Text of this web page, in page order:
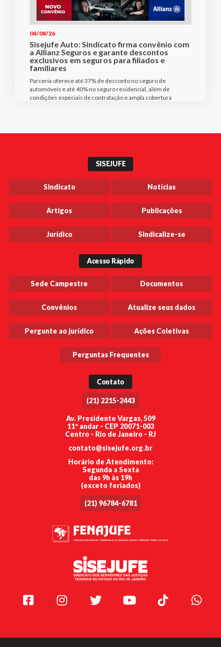
04/08/26
Sisejufe Auto: Sindicato firma convênio com
a Allianz Seguros e garante descontos
exclusivos em seguros para filiados e
familiares
Parceria oferece até 37% de desconto no seguro de
automóveis e até 40% no seguro residencial, além de
condições especiais de contratação e ampla cobertura
SISEJUFE
Sindicato Notícias
Artigos Publicações
Jurídico Sindicalize-se
Acesso Rápido
Sede Campestre Documentos
Convênios Atualize seus dados
Pergunte ao jurídico Ações Coletivas
Perguntas Frequentes
Contato
(21) 2215-2443
Av. Presidente Vargas, 509
11º andar - CEP 20071-003
Centro - Rio de Janeiro - RJ
contato@sisejufe.org.br
Horário de Atendimento:
Segunda a Sexta
das 9h às 19h
(exceto feriados)
(21) 96784-6781
Facebook Instagram Twitter Youtube TikTok